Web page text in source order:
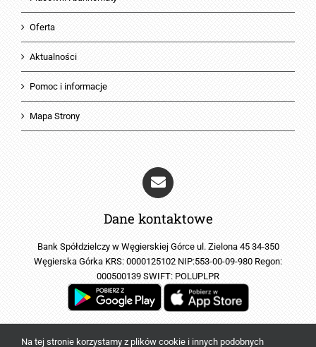
Oferta
Aktualności
Pomoc i informacje
Mapa Strony
Dane kontaktowe
Bank Spółdzielczy w Węgierskiej Górce ul. Zielona 45 34-350
Węgierska Górka KRS: 0000125102 NIP:553-00-09-980 Regon:
000500139 SWIFT: POLUPLPR
Na tej stronie korzystamy z plików cookie i innych podobnych